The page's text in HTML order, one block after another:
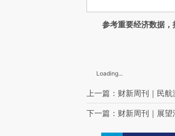
参考重要经济数据，
Loading...
上一篇：财新周刊｜民航
下一篇：财新周刊｜展